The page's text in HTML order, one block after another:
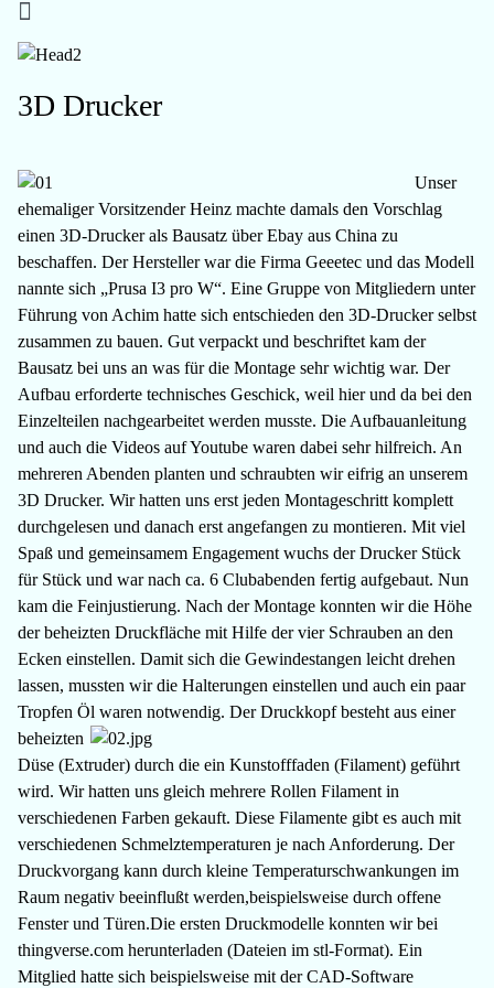
3D Drucker
Unser
ehemaliger Vorsitzender Heinz machte damals den Vorschlag
einen 3D-Drucker als Bausatz über Ebay aus China zu
beschaffen. Der Hersteller war die Firma Geeetec und das Modell
nannte sich „Prusa I3 pro W“. Eine Gruppe von Mitgliedern unter
Führung von Achim hatte sich entschieden den 3D-Drucker selbst
zusammen zu bauen. Gut verpackt und beschriftet kam der
Bausatz bei uns an was für die Montage sehr wichtig war. Der
Aufbau erforderte technisches Geschick, weil hier und da bei den
Einzelteilen nachgearbeitet werden musste. Die Aufbauanleitung
und auch die Videos auf Youtube waren dabei sehr hilfreich. An
mehreren Abenden planten und schraubten wir eifrig an unserem
3D Drucker. Wir hatten uns erst jeden Montageschritt komplett
durchgelesen und danach erst angefangen zu montieren. Mit viel
Spaß und gemeinsamem Engagement wuchs der Drucker Stück
für Stück und war nach ca. 6 Clubabenden fertig aufgebaut. Nun
kam die Feinjustierung. Nach der Montage konnten wir die Höhe
der beheizten Druckfläche mit Hilfe der vier Schrauben an den
Ecken einstellen. Damit sich die Gewindestangen leicht drehen
lassen, mussten wir die Halterungen einstellen und auch ein paar
Tropfen Öl waren notwendig. Der Druckkopf besteht aus einer
beheizten
Düse (Extruder) durch die ein Kunstofffaden (Filament) geführt
wird. Wir hatten uns gleich mehrere Rollen Filament in
verschiedenen Farben gekauft. Diese Filamente gibt es auch mit
verschiedenen Schmelztemperaturen je nach Anforderung. Der
Druckvorgang kann durch kleine Temperaturschwankungen im
Raum negativ beeinflußt werden,beispielsweise durch offene
Fenster und Türen.Die ersten Druckmodelle konnten wir bei
thingverse.com herunterladen (Dateien im stl-Format). Ein
Mitglied hatte sich beispielsweise mit der CAD-Software